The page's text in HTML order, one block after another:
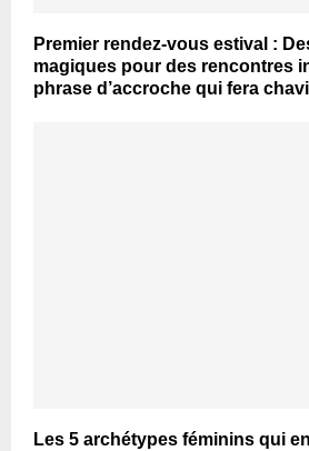
Premier rendez-vous estival :
magiques pour des rencontres
phrase d’accroche qui fera
Les 5 archétypes féminins qui